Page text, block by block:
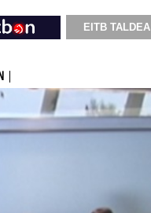
EITB TALDEA